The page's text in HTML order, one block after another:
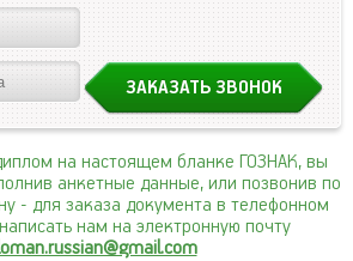
на настоящем бланке ГОЗНАК, вы
анкетные данные, или позвонив по
- для заказа документа в телефонном
нам на электронную почту